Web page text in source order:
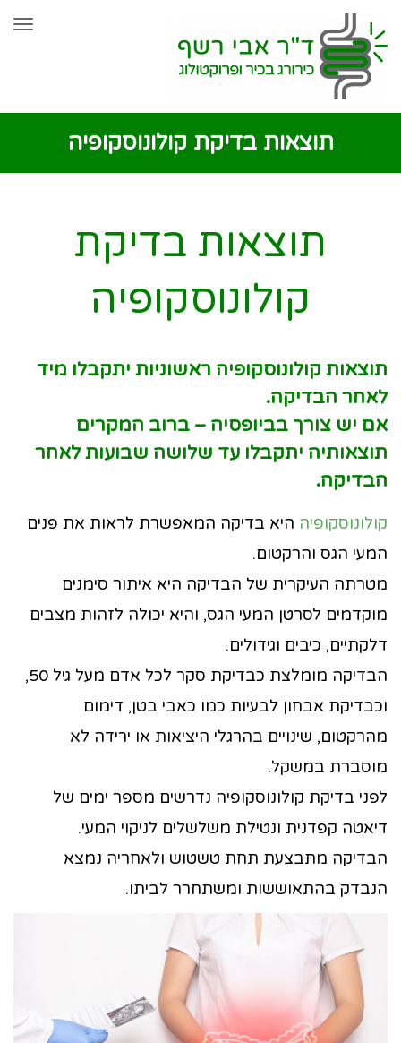
לֵב:
בְּאֲתָר
תוצאות בדיקת קולונוסקופיה
תוצאות בדיקת
קולונוסקופיה
תוצאות קולונוסקופיה ראשוניות יתקבלו מיד
לאחר הבדיקה.
אם יש צורך בביופסיה – ברוב המקרים
תוצאותיה יתקבלו עד שלושה שבועות לאחר
הבדיקה.
קולונוסקופיה היא בדיקה המאפשרת לראות את פנים
המעי הגס והרקטום.
מטרתה העיקרית של הבדיקה היא איתור סימנים
מוקדמים לסרטן המעי הגס, והיא יכולה לזהות מצבים
דלקתיים, כיבים וגידולים.
הבדיקה מומלצת כבדיקת סקר לכל אדם מעל גיל 50,
וכבדיקת אבחון לבעיות כמו כאבי בטן, דימום
מהרקטום, שינויים בהרגלי היציאות או ירידה לא
מוסברת במשקל.
לפני בדיקת קולונוסקופיה נדרשים מספר ימים של
דיאטה קפדנית ונטילת משלשלים לניקוי המעי.
הבדיקה מתבצעת תחת טשטוש ולאחריה נמצא
הנבדק בהתאוששות ומשתחרר לביתו.